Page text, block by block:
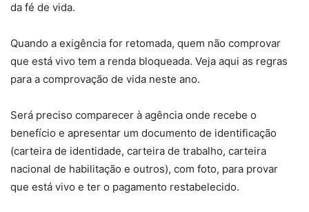
da fé de vida.
Quando a exigência for retomada, quem não comprovar
que está vivo tem a renda bloqueada. Veja aqui as regras
para a comprovação de vida neste ano.
Será preciso comparecer à agência onde recebe o
benefício e apresentar um documento de identificação
(carteira de identidade, carteira de trabalho, carteira
nacional de habilitação e outros), com foto, para provar
que está vivo e ter o pagamento restabelecido.